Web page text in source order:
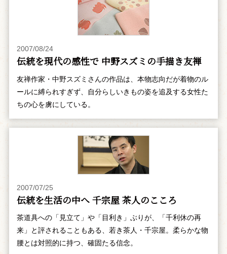
2007/08/24
伝統を現代の感性で 中野スズミの手描き友禅
友禅作家・中野スズミさんの作品は、本物志向だが着物のル
ールに縛られすぎず、自分らしいきもの姿を追及する女性た
ちの心を虜にしている。
2007/07/25
伝統を生活の中へ 千宗屋 茶人のこころ
茶道具への「見立て」や「目利き」ぶりが、「千利休の再
来」と評されることもある、若き茶人・千宗屋。柔らかな物
腰とは対照的に持つ、確固たる信念。